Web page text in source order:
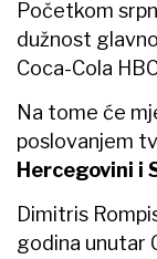
Početkom
dužnost
Coca-Cola
Na tome će
poslovanjem
Hercegovini i
Dimitris
godina unutar